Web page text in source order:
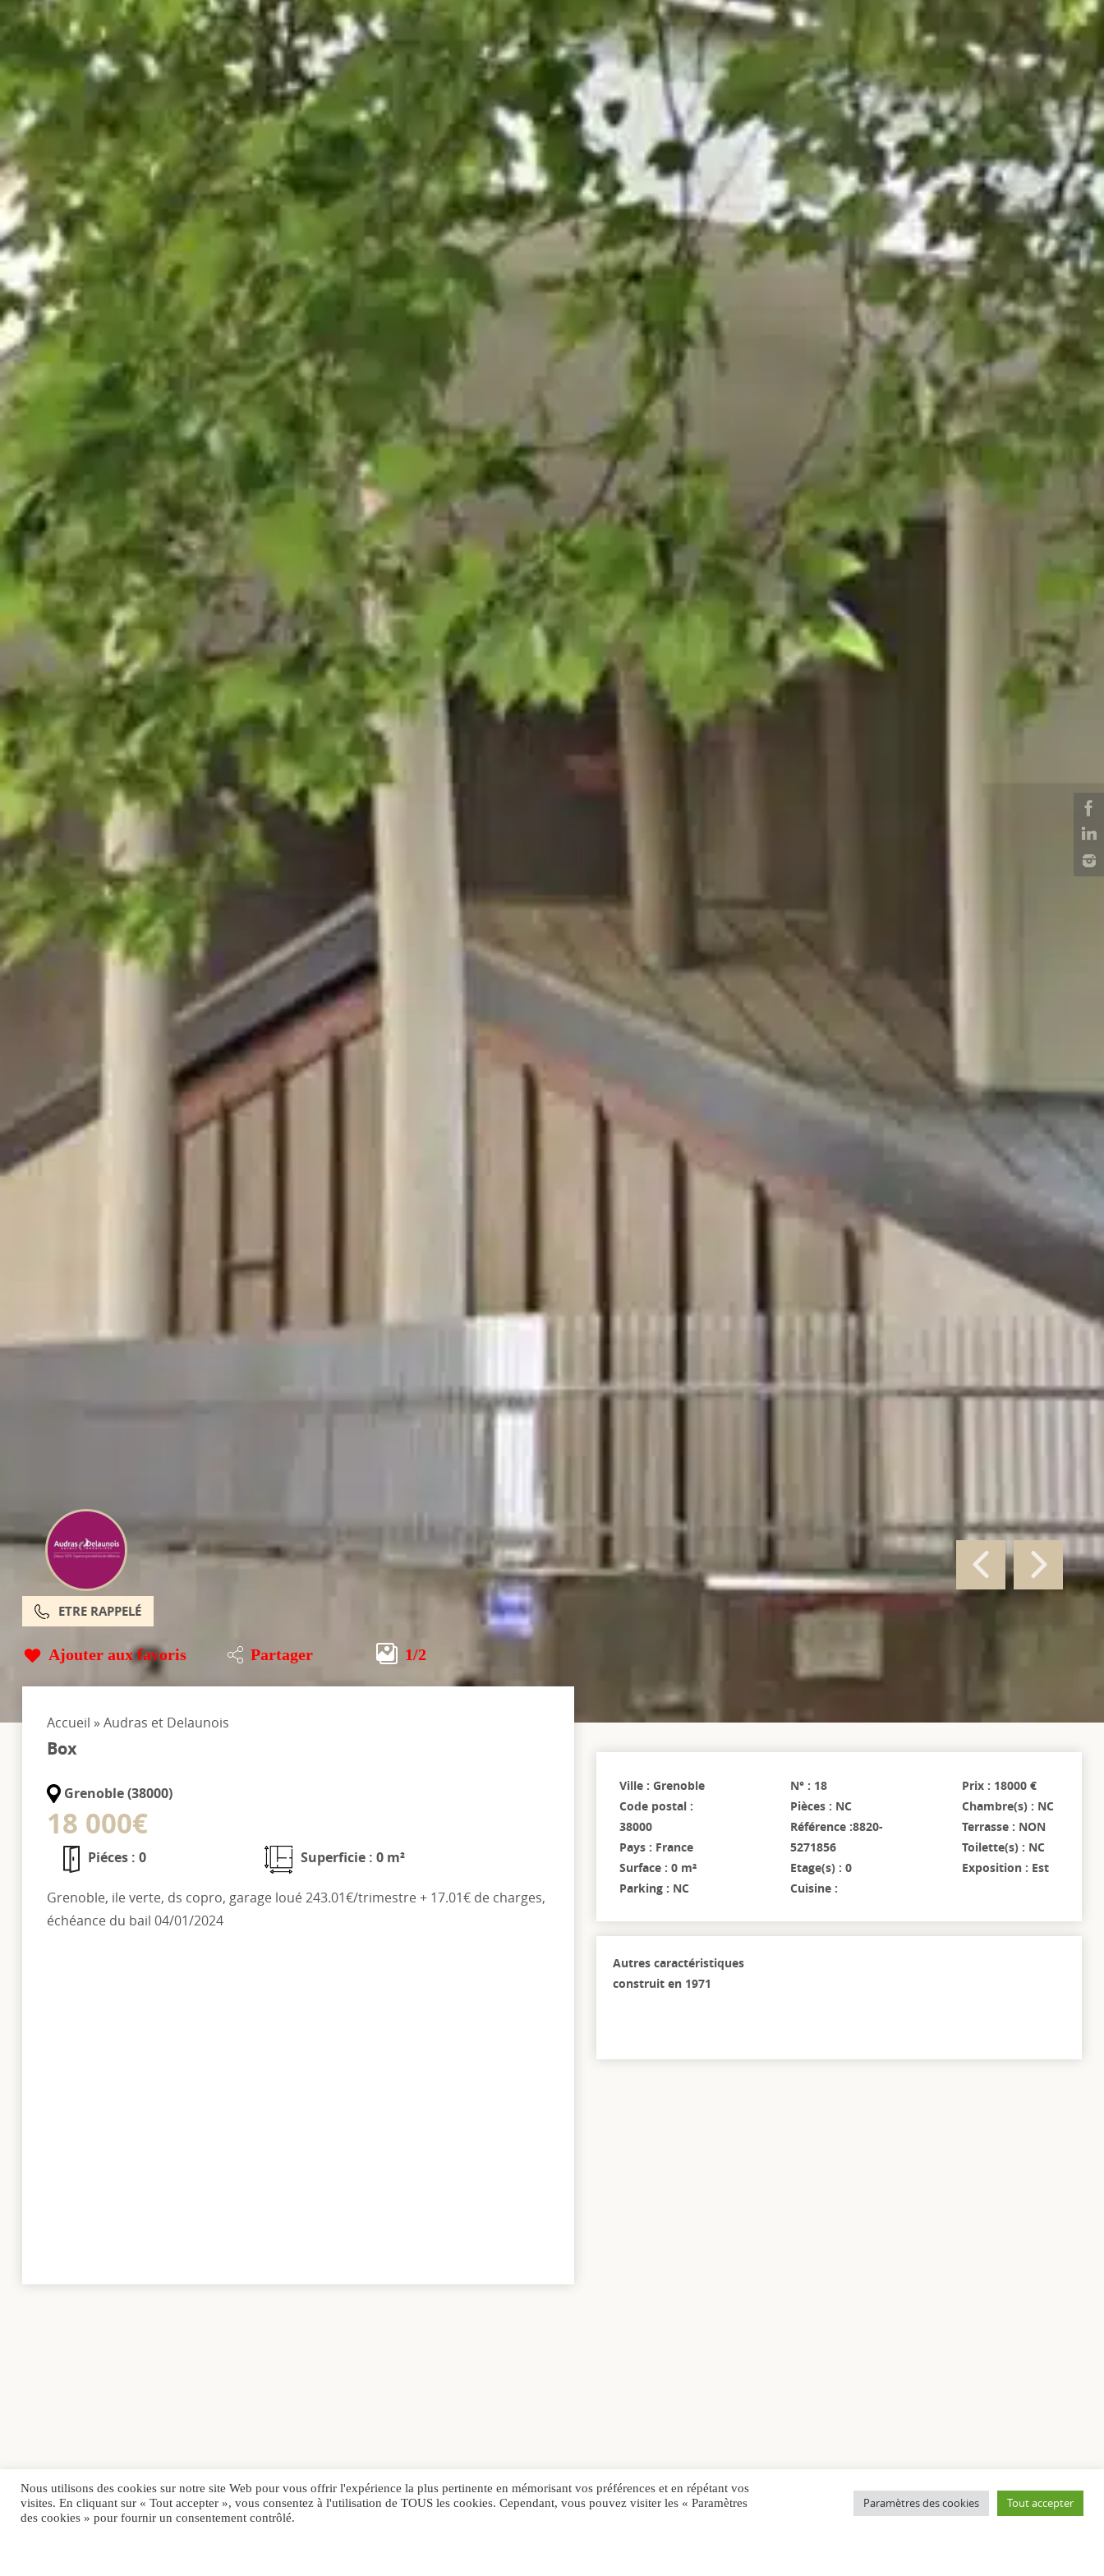
ETRE RAPPELÉ
Ajouter aux favoris Partager 1/2
Accueil »Audras et Delaunois
Box
Grenoble (38000)
18 000€
Piéces : 0 Superficie : 0 m²
Grenoble, ile verte, ds copro, garage loué 243.01€/trimestre + 17.01€ de charges,
échéance du bail 04/01/2024
Ville : Grenoble
Code postal :
38000
Pays : France
Surface : 0 m²
Parking : NC
N° : 18
Pièces : NC
Référence :8820-
5271856
Etage(s) : 0
Cuisine :
Prix : 18000 €
Chambre(s) : NC
Terrasse : NON
Toilette(s) : NC
Exposition : Est
Autres caractéristiques
construit en 1971
Nous utilisons des cookies sur notre site Web pour vous offrir l'expérience la plus pertinente en mémorisant vos préférences et en répétant vos
visites. En cliquant sur « Tout accepter », vous consentez à l'utilisation de TOUS les cookies. Cependant, vous pouvez visiter les « Paramètres
des cookies » pour fournir un consentement contrôlé.
Paramètres des cookies Tout accepter